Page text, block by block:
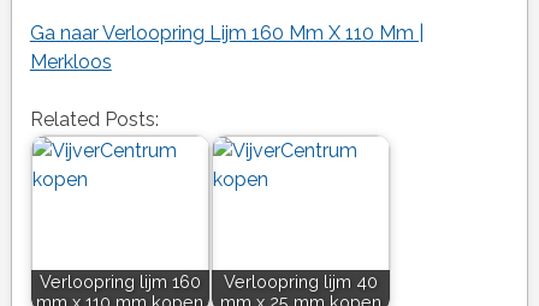
Ga naar Verloopring Lijm 160 Mm X 110 Mm |
Merkloos
Related Posts:
Verloopring lijm 160
Verloopring lijm 40